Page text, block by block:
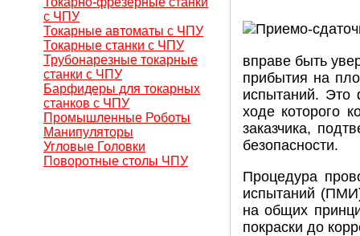
с ЧПУ
Токарные автоматы с ЧПУ
Токарные станки с ЧПУ
Трубонарезные токарные
станки с ЧПУ
Барфидеры для токарных
станков с ЧПУ
Промышленные Роботы
Манипуляторы
Угловые Головки
Поворотные столы ЧПУ
вправе быть
прибытия на
испытаний. Это
ходе которого
заказчика,
безопасности.
Процедура
испытаний
на общих
покраски до